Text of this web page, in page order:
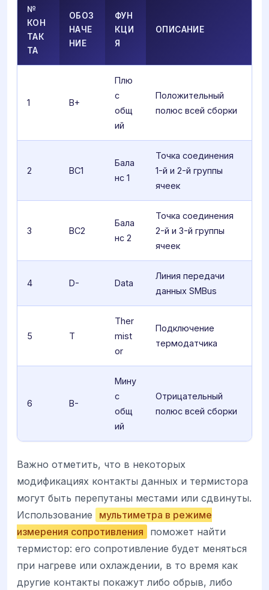
№
КОН
ТАК
ТА
ОБОЗ
НАЧЕ
НИЕ
ФУН
КЦИ
Я
ОПИСАНИЕ
1 B+
Плю
с
общ
ий
Положительный
полюс всей сборки
2 BC1
Бала
нс 1
Точка соединения
1-й и 2-й группы
ячеек
3 BC2
Бала
нс 2
Точка соединения
2-й и 3-й группы
ячеек
4 D- Data
Линия передачи
данных SMBus
5 T
Ther
mist
or
Подключение
термодатчика
6 B-
Мину
с
общ
ий
Отрицательный
полюс всей сборки
Важно отметить, что в некоторых
модификациях контакты данных и термистора
могут быть перепутаны местами или сдвинуты.
Использование
мультиметра в режиме
измерения сопротивления
поможет найти
термистор: его сопротивление будет меняться
при нагреве или охлаждении, в то время как
другие контакты покажут либо обрыв, либо